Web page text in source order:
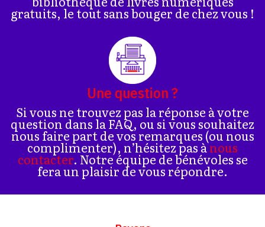
gratuits, le tout sans bouger de chez vous !
Une question ?
Si vous ne trouvez pas la réponse à votre
question dans la FAQ, ou si vous souhaitez
nous faire part de vos remarques (ou nous
complimenter), n’hésitez pas ànous
contacter. Notre équipe de bénévoles se
fera un plaisir de vous répondre.